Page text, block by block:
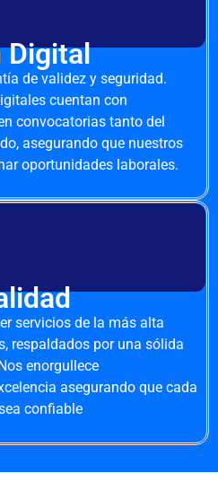
Digital
de validez y seguridad.
cuentan con
convocatorias tanto del
asegurando que nuestros
oportunidades laborales.
servicios de la más alta
respaldados por una sólida
enorgullece
asegurando que cada
confiable